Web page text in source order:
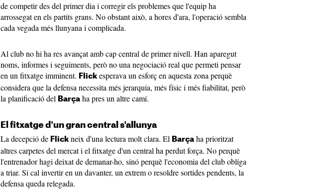
de competir des del primer dia i corregir els problemes que l'equip ha
arrossegat en els partits grans. No obstant això, a hores d'ara, l'operació sembla
cada vegada més llunyana i complicada.
Al club no hi ha res avançat amb cap central de primer nivell. Han aparegut
noms, informes i seguiments, però no una negociació real que permeti pensar
en un fitxatge imminent. Flick esperava un esforç en aquesta zona perquè
considera que la defensa necessita més jerarquia, més físic i més fiabilitat, però
la planificació del Barça ha pres un altre camí.
El fitxatge d'un gran central s'allunya
La decepció de Flick neix d'una lectura molt clara. El Barça ha prioritzat
altres carpetes del mercat i el fitxatge d'un central ha perdut força. No perquè
l'entrenador hagi deixat de demanar-ho, sinó perquè l'economia del club obliga
a triar. Si cal invertir en un davanter, un extrem o resoldre sortides pendents, la
defensa queda relegada.